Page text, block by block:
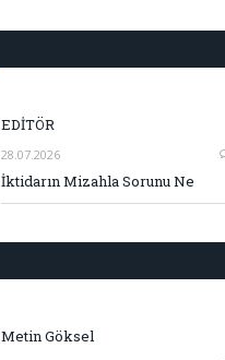
EDİTÖR
28.07.2026
İktidarın Mizahla Sorunu Ne
Metin Göksel